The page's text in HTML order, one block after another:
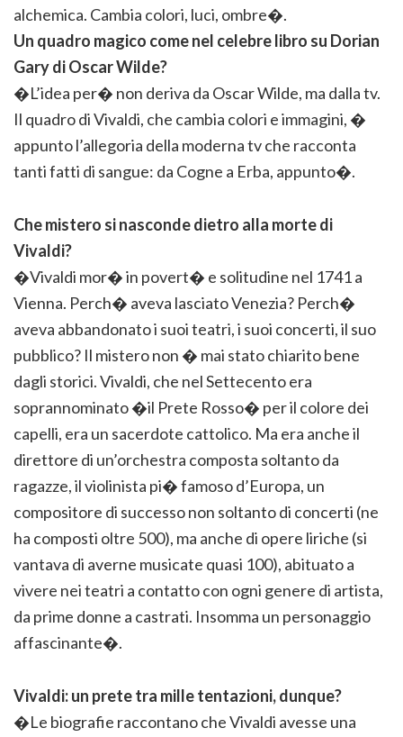
alchemica. Cambia colori, luci, ombre�.
Un quadro magico come nel celebre libro su Dorian
Gary di Oscar Wilde?
�L’idea per� non deriva da Oscar Wilde, ma dalla tv.
Il quadro di Vivaldi, che cambia colori e immagini, �
appunto l’allegoria della moderna tv che racconta
tanti fatti di sangue: da Cogne a Erba, appunto�.
Che mistero si nasconde dietro alla morte di
Vivaldi?
�Vivaldi mor� in povert� e solitudine nel 1741 a
Vienna. Perch� aveva lasciato Venezia? Perch�
aveva abbandonato i suoi teatri, i suoi concerti, il suo
pubblico? Il mistero non � mai stato chiarito bene
dagli storici. Vivaldi, che nel Settecento era
soprannominato �il Prete Rosso� per il colore dei
capelli, era un sacerdote cattolico. Ma era anche il
direttore di un’orchestra composta soltanto da
ragazze, il violinista pi� famoso d’Europa, un
compositore di successo non soltanto di concerti (ne
ha composti oltre 500), ma anche di opere liriche (si
vantava di averne musicate quasi 100), abituato a
vivere nei teatri a contatto con ogni genere di artista,
da prime donne a castrati. Insomma un personaggio
affascinante�.
Vivaldi: un prete tra mille tentazioni, dunque?
�Le biografie raccontano che Vivaldi avesse una